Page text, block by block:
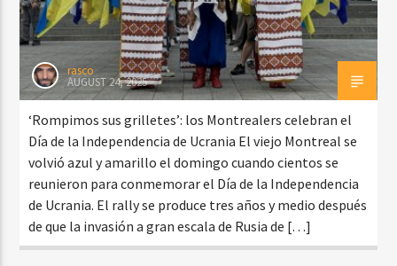
rasco
AUGUST 24, 2025
‘Rompimos sus grilletes’: los Montrealers celebran el
Día de la Independencia de Ucrania El viejo Montreal se
volvió azul y amarillo el domingo cuando cientos se
reunieron para conmemorar el Día de la Independencia
de Ucrania. El rally se produce tres años y medio después
de que la invasión a gran escala de Rusia de […]